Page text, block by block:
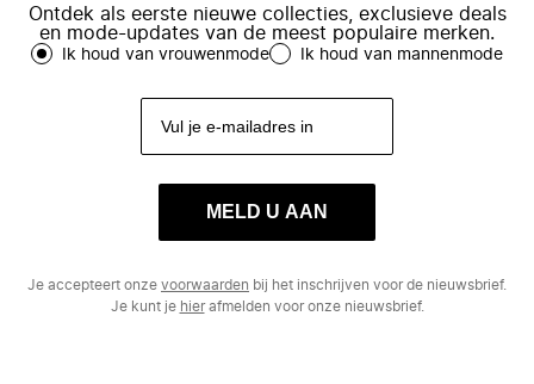
Ontdek als eerste nieuwe collecties, exclusieve deals
en mode-updates van de meest populaire merken.
Ik houd van vrouwenmode Ik houd van mannenmode
MELD U AAN
Je accepteert onze voorwaarden bij het inschrijven voor de nieuwsbrief.
Je kunt je hierafmelden voor onze nieuwsbrief.